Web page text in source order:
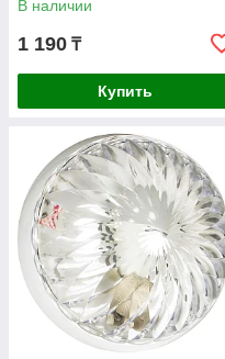
В наличии
1 190 ₸
Купить